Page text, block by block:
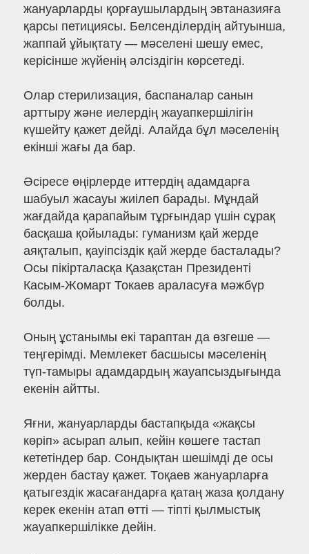
жануарларды қорғаушылардың эвтаназияға
қарсы петициясы. Белсенділердің айтуынша,
жаппай ұйықтату — мәселені шешу емес,
керісінше жүйенің әлсіздігін көрсетеді.
Олар стерилизация, баспаналар санын
арттыру және иелердің жауапкершілігін
күшейту қажет дейді. Алайда бұл мәселенің
екінші жағы да бар.
Әсіресе өңірлерде иттердің адамдарға
шабуыл жасауы жиілеп барады. Мұндай
жағдайда қарапайым тұрғындар үшін сұрақ
басқаша қойылады: гуманизм қай жерде
аяқталып, қауіпсіздік қай жерде басталады?
Осы пікірталасқа Қазақстан Президенті
Касым-Жомарт Токаев араласуға мәжбүр
болды.
Оның ұстанымы екі тараптан да өзгеше —
теңгерімді. Мемлекет басшысы мәселенің
түп-тамыры адамдардың жауапсыздығында
екенін айтты.
Яғни, жануарларды бастапқыда «жақсы
көріп» асырап алып, кейін көшеге тастап
кететіндер бар. Сондықтан шешімді де осы
жерден бастау қажет. Тоқаев жануарларға
қатыгездік жасағандарға қатаң жаза қолдану
керек екенін атап өтті — тіпті қылмыстық
жауапкершілікке дейін.